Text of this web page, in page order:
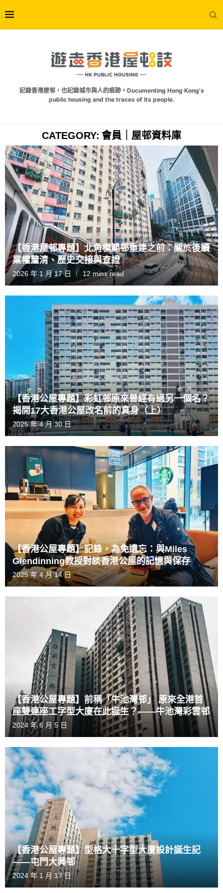
記錄香港屋邨，也記錄城市與人的痕跡。Documenting Hong Kong's
public housing and the traces of its people.
CATEGORY: 會員｜屋邨資料庫
【香港屋邨專題】北角模範邨重建之前：關於後續
業權釐清、歷史交接與查證
2026 年 1 月 17 日 12 mins read
【香港公屋專題】彩虹邨原來曾經有過另一個名？
揭開17大香港公屋改名前的真身（上）
2025 年 4 月 30 日
【香港公屋專題】記錄，為免遺忘：與Miles
Glendinning教授對談香港公屋的記憶與保存
2025 年 4 月 14 日
【香港公屋專題】前稱「牛池灣邨」 原來全港首
座雙連座工字型大廈在此誕生？——牛池灣彩雲邨
2024 年 6 月 5 日
【香港公屋專題】型格大十字型大廈設計誕生記
——屯門大興邨
2024 年 1 月 17 日